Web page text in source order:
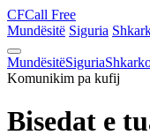
CFCall Free
Mundësitë Siguria
MundësitëSiguria
Komunikim pa kufij
Bisedat e